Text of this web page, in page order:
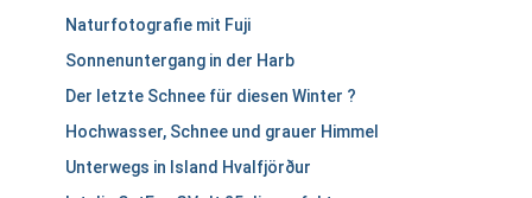
Naturfotografie mit Fuji
Sonnenuntergang in der Harb
Der letzte Schnee für diesen Winter ?
Hochwasser, Schnee und grauer Himmel
Unterwegs in Island Hvalfjörður